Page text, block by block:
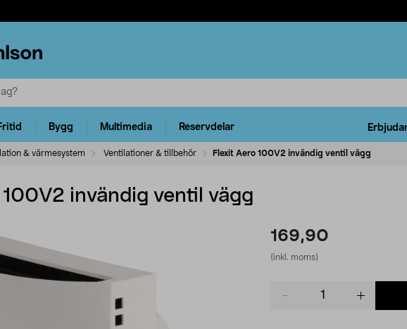
Bygg Multimedia Reservdelar
& värmesystem Ventilationer & tillbehör Flexit Aero 100V2 invändig ventil vägg
100V2 invändig ventil vägg
169,90
(inkl. moms)